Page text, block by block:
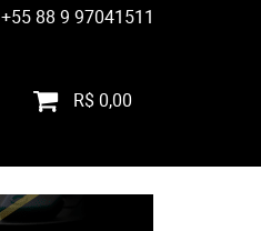
+55 88 9 97041511
R$ 0,00